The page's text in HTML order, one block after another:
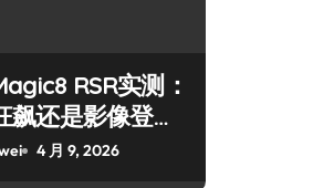
RSR实测：
飙还是影像登
4 月 9, 2026